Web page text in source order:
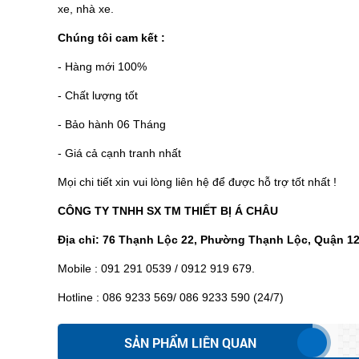
xe, nhà xe.
Chúng tôi cam kết :
- Hàng mới 100%
- Chất lượng tốt
- Bảo hành 06 Tháng
- Giá cả cạnh tranh nhất
Mọi chi tiết xin vui lòng liên hệ để được hỗ trợ tốt nhất !
CÔNG TY TNHH SX TM THIẾT BỊ Á CHÂU
Địa chỉ: 76 Thạnh Lộc 22, Phường Thạnh Lộc, Quận 12
Mobile : 091 291 0539 / 0912 919 679.
Hotline : 086 9233 569/ 086 9233 590 (24/7)
SẢN PHẨM LIÊN QUAN